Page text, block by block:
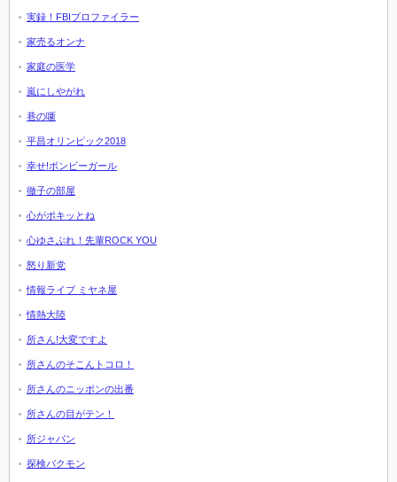
実録！FBIプロファイラー
家売るオンナ
家庭の医学
嵐にしやがれ
巷の噺
平昌オリンピック2018
幸せ!ボンビーガール
徹子の部屋
心がポキッとね
心ゆさぶれ！先輩ROCK YOU
怒り新党
情報ライブ ミヤネ屋
情熱大陸
所さん!大変ですよ
所さんのそこんトコロ！
所さんのニッポンの出番
所さんの目がテン！
所ジャパン
探検バクモン